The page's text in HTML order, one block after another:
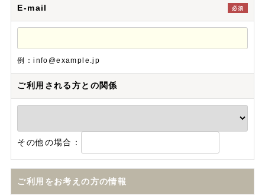
E-mail 必須
例：info@example.jp
ご利用される方との関係
その他の場合：
ご利用をお考えの方の情報